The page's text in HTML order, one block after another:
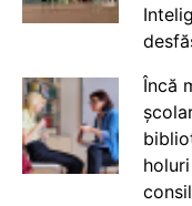
Încă